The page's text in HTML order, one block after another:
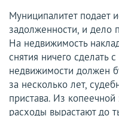
Муниципалитет подает
задолженности, и дело
На недвижимость
снятия ничего сделать
недвижимости должен
за несколько лет,
пристава. Из
расходы вырастают до